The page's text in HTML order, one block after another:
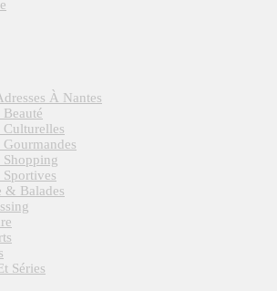
À Nantes
Beauté
Culturelles
Gourmandes
Shopping
Sportives
& Balades
Séries